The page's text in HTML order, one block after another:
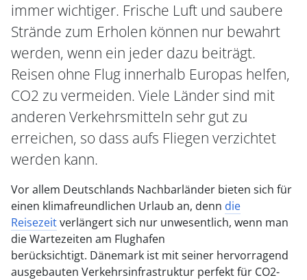
immer wichtiger. Frische Luft und saubere
Strände zum Erholen können nur bewahrt
werden, wenn ein jeder dazu beiträgt.
Reisen ohne Flug innerhalb Europas helfen,
CO2 zu vermeiden. Viele Länder sind mit
anderen Verkehrsmitteln sehr gut zu
erreichen, so dass aufs Fliegen verzichtet
werden kann.
Vor allem Deutschlands Nachbarländer bieten sich für
einen klimafreundlichen Urlaub an, denn die
Reisezeitverlängert sich nur unwesentlich, wenn man
die Wartezeiten am Flughafen
berücksichtigt. Dänemark ist mit seiner hervorragend
ausgebauten Verkehrsinfrastruktur perfekt für CO2-